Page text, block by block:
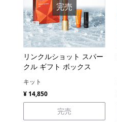
完売
リンクルショット スパー
クル ギフト ボックス
キット
¥ 14,850
完売